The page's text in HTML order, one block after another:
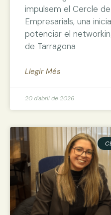
impulsem el Cercle
Empresarials, una
potenciar el
de Tarragona
Llegir Més
20 d'abril de 2026